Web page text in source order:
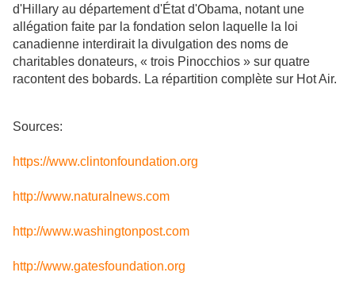
d'Hillary au département d'État d'Obama, notant une
allégation faite par la fondation selon laquelle la loi
canadienne interdirait la divulgation des noms de
charitables donateurs, « trois Pinocchios » sur quatre
racontent des bobards. La répartition complète sur Hot Air.
Sources:
https://www.clintonfoundation.org
http://www.naturalnews.com
http://www.washingtonpost.com
http://www.gatesfoundation.org